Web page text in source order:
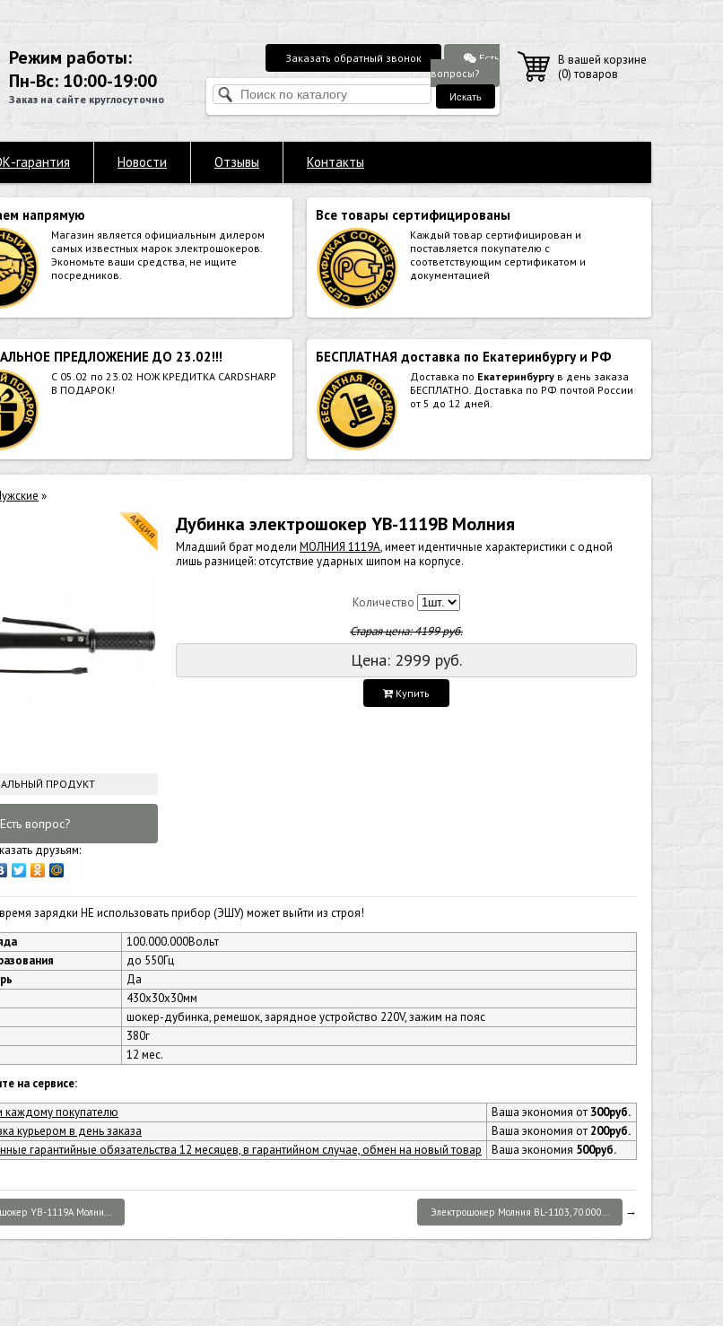
Режим работы:
Пн-Вс: 10:00-19:00
Заказ на сайте круглосуточно
Заказать обратный звонок
Есть
вопросы?
В вашей корзине
(0) товаров
гарантия Новости Отзывы Контакты
напрямую
Магазин является официальным дилером
самых известных марок электрошокеров.
Экономьте ваши средства, не ищите
посредников.
Все товары сертифицированы
Каждый товар сертифицирован и
поставляется покупателю с
соответствующим сертификатом и
документацией
ПРЕДЛОЖЕНИЕ ДО 23.02!!!
С 05.02 по 23.02 НОЖ КРЕДИТКА CARDSHARP
В ПОДАРОК!
БЕСПЛАТНАЯ доставка по Екатеринбургу и РФ
Доставка по Екатеринбургу в день заказа
БЕСПЛАТНО. Доставка по РФ почтой России
от 5 до 12 дней.
»
ПРОДУКТ
вопрос?
друзьям:
Дубинка электрошокер YB-1119B Молния
Младший брат модели МОЛНИЯ 1119А, имеет идентичные характеристики с одной
лишь разницей: отсутствие ударных шипом на корпусе.
Количество
Старая цена:4199руб.
Цена: 2999 руб.
Купить
зарядки НЕ использовать прибор (ЭШУ) может выйти из строя!
100.000.000Вольт
до 550Гц
Да
430х30х30мм
шокер-дубинка, ремешок, зарядное устройство 220V, зажим на пояс
380г
12 мес.
на сервисе:
каждому покупателю
Ваша экономия от 300руб.
курьером в день заказа
Ваша экономия от 200руб.
гарантийные обязательства 12 месяцев, в гарантийном случае, обмен на новый товар
Ваша экономия 500руб.
YB-1119A Молни... Электрошокер Молния BL-1103, 70.000... →